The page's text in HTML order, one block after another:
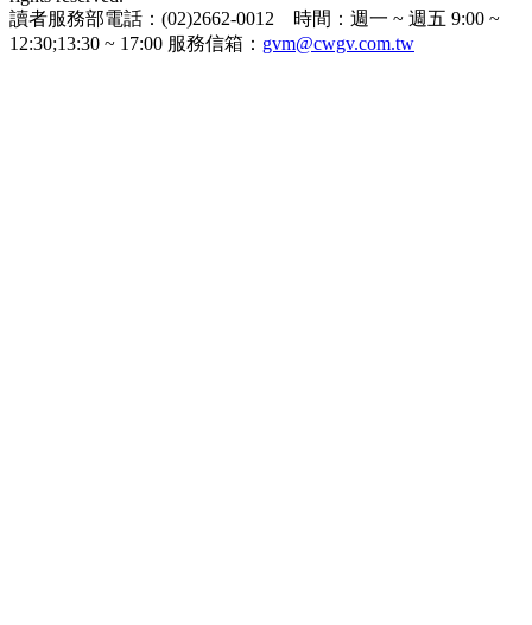
讀者服務部電話：(02)2662-0012 時間：週一 ~ 週五 9:00 ~
12:30;13:30 ~ 17:00 服務信箱： gvm@cwgv.com.tw